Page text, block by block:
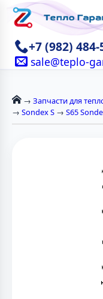
+7 (982) 484-
sale@teplo-
→ Запчасти для
→ Sondex S → S65